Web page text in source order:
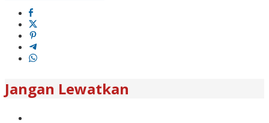
Jangan Lewatkan